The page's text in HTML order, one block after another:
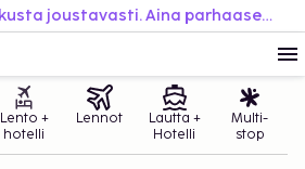
Varaa helposti. Matkusta joustavasti. Aina parhaaseen hintaan.
Lento +
hotelli
Lennot
Lautta +
Hotelli
Multi-
stop